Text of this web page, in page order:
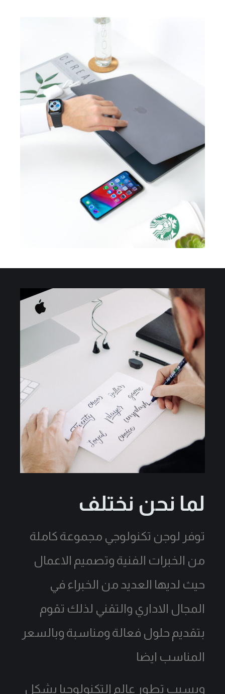
لما نحن نختلف
توفر لوجن تكنولوجي مجموعة كاملة
من الخبرات الفنية وتصميم الاعمال
حيث لديها العديد من الخبراء في
المجال الاداري والتقني لذلك تقوم
بتقديم حلول فعالة ومناسبة وبالسعر
المناسب ايضا
وبسبب تطور عالم التكنولوجيا بشكل